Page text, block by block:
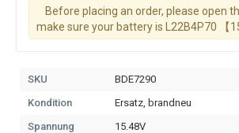
Before placing an order, please open
make sure your battery is L22B4P70 【
SKU
BDE7290
Kondition
Ersatz, brandneu
Spannung
15.48V